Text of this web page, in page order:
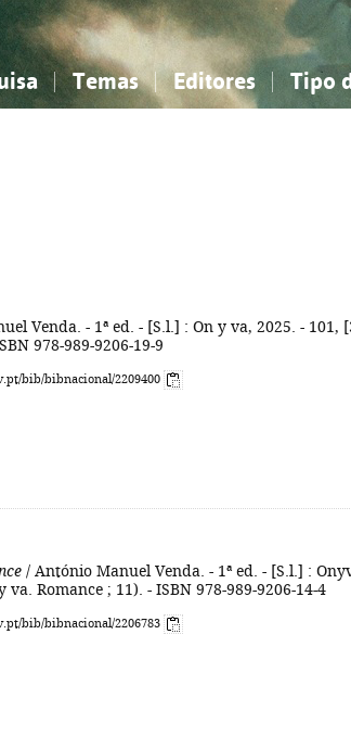
Temas Editores Tipo
Venda. - 1ª ed. - [S.l.] : On y va, 2025. - 101,
978-989-9206-19-9
bib/bibnacional/2209400
/ António Manuel Venda. - 1ª ed. - [S.l.] :
Romance ; 11). - ISBN 978-989-9206-14-4
bib/bibnacional/2206783